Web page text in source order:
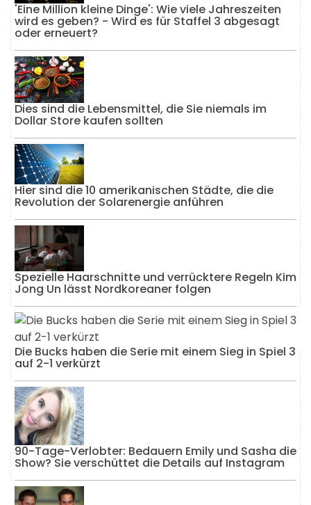
'Eine Million kleine Dinge': Wie viele Jahreszeiten
wird es geben? - Wird es für Staffel 3 abgesagt
oder erneuert?
Dies sind die Lebensmittel, die Sie niemals im
Dollar Store kaufen sollten
Hier sind die 10 amerikanischen Städte, die die
Revolution der Solarenergie anführen
Spezielle Haarschnitte und verrücktere Regeln Kim
Jong Un lässt Nordkoreaner folgen
Die Bucks haben die Serie mit einem Sieg in Spiel 3
auf 2-1 verkürzt
90-Tage-Verlobter: Bedauern Emily und Sasha die
Show? Sie verschüttet die Details auf Instagram